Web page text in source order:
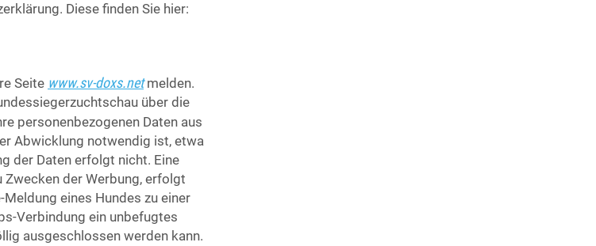
Diese finden Sie hier:
Seite www.sv-doxs.netmelden.
über die
personenbezogenen Daten aus
Abwicklung notwendig ist, etwa
der Daten erfolgt nicht. Eine
der Werbung, erfolgt
eines Hundes zu einer
Verbindung ein unbefugtes
ausgeschlossen werden kann.